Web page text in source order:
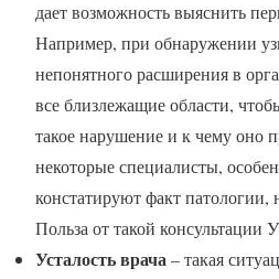
дает возможность выяснить
Например, при обнаружении
непонятного расширения в
все близлежащие области,
такое нарушение и к чему оно
некоторые специалисты,
констатируют факт патологии,
Польза от такой консультации
Усталость врача – такая